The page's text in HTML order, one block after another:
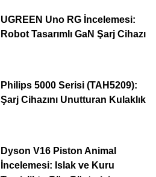
UGREEN Uno RG İncelemesi:
Robot Tasarımlı GaN Şarj Cihazı
Philips 5000 Serisi (TAH5209):
Şarj Cihazını Unutturan Kulaklık
Dyson V16 Piston Animal
İncelemesi: Islak ve Kuru